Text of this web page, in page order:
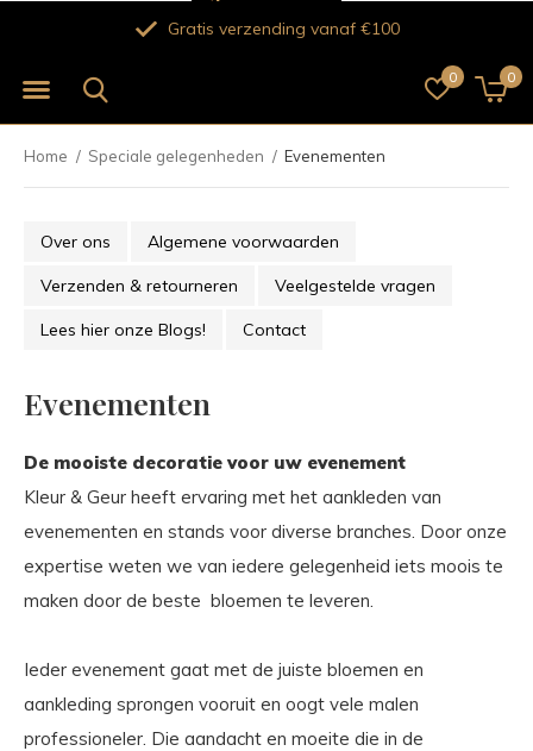
0 0
Gratis verzending vanaf €100
Home Speciale gelegenheden Evenementen
Over ons Algemene voorwaarden
Verzenden & retourneren Veelgestelde vragen
Lees hier onze Blogs! Contact
Evenementen
De mooiste decoratie voor uw evenement
Kleur & Geur heeft ervaring met het aankleden van
evenementen en stands voor diverse branches. Door onze
expertise weten we van iedere gelegenheid iets moois te
maken door de beste bloemen te leveren.
Ieder evenement gaat met de juiste bloemen en
aankleding sprongen vooruit en oogt vele malen
professioneler. Die aandacht en moeite die in de